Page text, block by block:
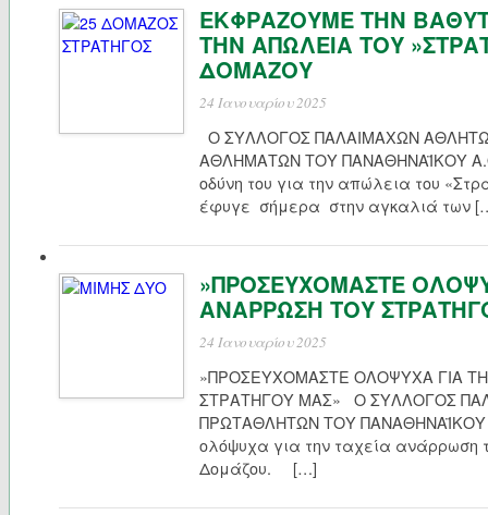
ΕΚΦΡΑΖΟΥΜΕ ΤΗΝ
ΤΗΝ ΑΠΩΛΕΙΑ ΤΟΥ
ΔΟΜΑΖΟΥ
24 Ιανουαρίου 2025
Ο ΣΥΛΛΟΓΟΣ ΠΑΛΑΙΜΑΧΩΝ
ΑΘΛΗΜΑΤΩΝ ΤΟΥ ΠΑΝΑΘΗΝΑΪΚΟΥ
οδύνη του για την απώλεια του
έφυγε σήμερα στην αγκαλιά των
»ΠΡΟΣΕΥΧΟΜΑΣΤΕ
ΑΝΑΡΡΩΣΗ ΤΟΥ
24 Ιανουαρίου 2025
»ΠΡΟΣΕΥΧΟΜΑΣΤΕ ΟΛΟΨΥΧΑ ΓΙΑ
ΣΤΡΑΤΗΓΟΥ ΜΑΣ» Ο ΣΥΛΛΟΓΟΣ
ΠΡΩΤΑΘΛΗΤΩΝ ΤΟΥ ΠΑΝΑΘΗΝΑΪΚΟΥ
ολόψυχα για την ταχεία ανάρρωση
Δομάζου. […]